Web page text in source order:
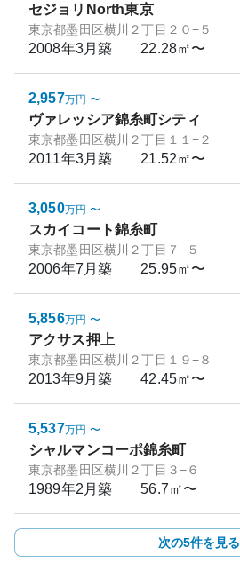
セジョリNorth東京
東京都墨田区横川２丁目２０−５
2008年3月築 22.28㎡〜
2,957万円 〜
ヴァレッシア錦糸町シティ
東京都墨田区横川２丁目１１−２
2011年3月築 21.52㎡〜
3,050万円 〜
スカイコート錦糸町
東京都墨田区横川２丁目７−５
2006年7月築 25.95㎡〜
5,856万円 〜
アクサス押上
東京都墨田区横川２丁目１９−８
2013年9月築 42.45㎡〜
5,537万円 〜
シャルマンコーポ錦糸町
東京都墨田区横川２丁目３−６
1989年2月築 56.7㎡〜
次の5件を見る